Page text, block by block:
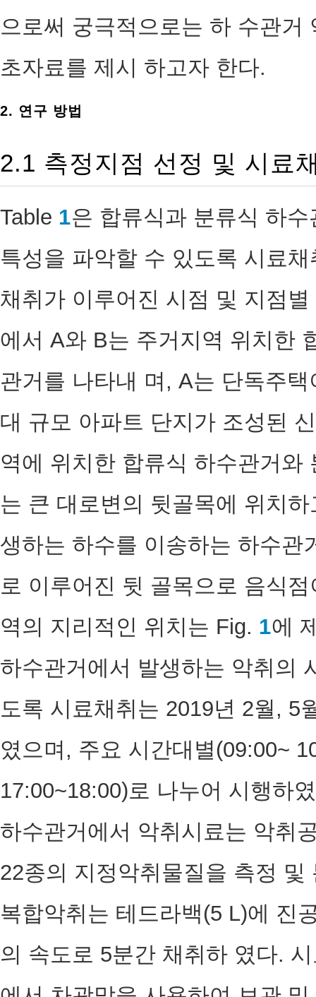
으로써 궁극적으로는 하 수관
초자료를 제시 하고자 한다.
2. 연구 방법
2.1 측정지점 선정 및 시료
Table 1은 합류식과 분류식 하
특성을 파악할 수 있도록 시료
채취가 이루어진 시점 및 지점
에서 A와 B는 주거지역 위치한
관거를 나타내 며, A는 단독주
대 규모 아파트 단지가 조성된
역에 위치한 합류식 하수관거
는 큰 대로변의 뒷골목에 위치
생하는 하수를 이송하는 하수관
로 이루어진 뒷 골목으로 음식
역의 지리적인 위치는 Fig. 1에
하수관거에서 발생하는 악취의
도록 시료채취는 2019년 2월, 5
였으며, 주요 시간대별(09:00~
17:00~18:00)로 나누어 시행하
하수관거에서 악취시료는 악취
22종의 지정악취물질을 측정
복합악취는 테드라백(5 L)에 진
의 속도로 5분간 채취하 였다.